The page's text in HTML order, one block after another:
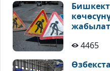
жабылат
4465